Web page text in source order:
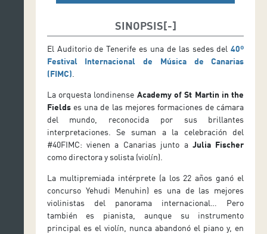
SINOPSIS
El Auditorio de Tenerife es una de las sedes del40º
Festival Internacional de Música de Canarias
(FIMC)
La orquesta londinense Academy of St Martin in the
Fieldses una de las mejores formaciones de cámara
del mundo, reconocida por sus brillantes
interpretaciones. Se suman a la celebración del
#40FIMC: vienen a Canarias junto a Julia Fischer
como directora y solista (violín).
La multipremiada intérprete (a los 22 años ganó el
concurso Yehudi Menuhin) es una de las mejores
violinistas del panorama internacional… Pero
también es pianista, aunque su instrumento
principal es el violín, nunca abandonó el piano y, en